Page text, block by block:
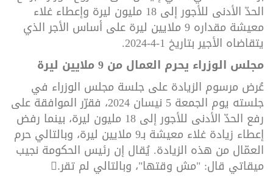
الحدّ الأدنى للأجور إلى 18 مليون ليرة وإعطاء غلاء
معيشة مقداره 9 ملايين ليرة على أساس الأجر الذي
يتقاضاه الأجير بتاريخ 1-4-2024.
مجلس الوزراء يحرم العمال من 9 ملايين ليرة
عُرض مرسوم الزيادة على جلسة مجلس الوزراء في
جلسته يوم الجمعة 5 نيسان 2024، فقرّر الموافقة على
رفع الحدّ الأدنى للأجور إلى 18 مليون ليرة، بينما رفض
إعطاء زيادة غلاء معيشة بـ9 ملايين ليرة، وبالتالي حرم
العمّال من هذه الزيادة. يُقال إن رئيس الحكومة نجيب
ميقاتي قال: "مش وقتها"، وبالتالي لم تقر.ّ